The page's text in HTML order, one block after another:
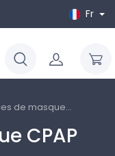
Fr
de masque...
CPAP